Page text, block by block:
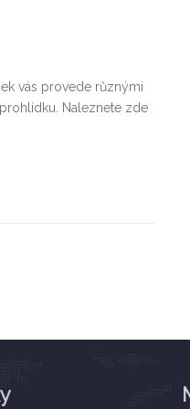
vás provede různými
Naleznete zde